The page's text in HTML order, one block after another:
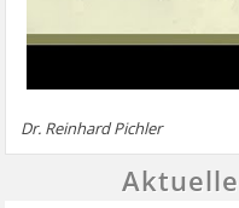
Dr. Reinhard Pichler